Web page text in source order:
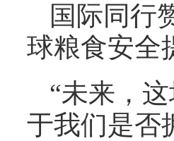
国际同行
球粮食安全
“未来，
于我们是否